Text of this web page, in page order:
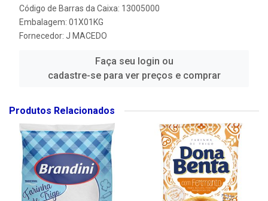
Código de Barras da Caixa: 13005000
Embalagem: 01X01KG
Fornecedor: J MACEDO
Faça seu login ou
cadastre-se para ver preços e comprar
Produtos Relacionados